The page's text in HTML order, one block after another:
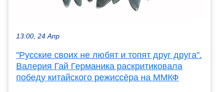
13:00, 24 Апр
"Русские своих не любят и топят друг друга".
Валерия Гай Германика раскритиковала
победу китайского режиссёра на ММКФ